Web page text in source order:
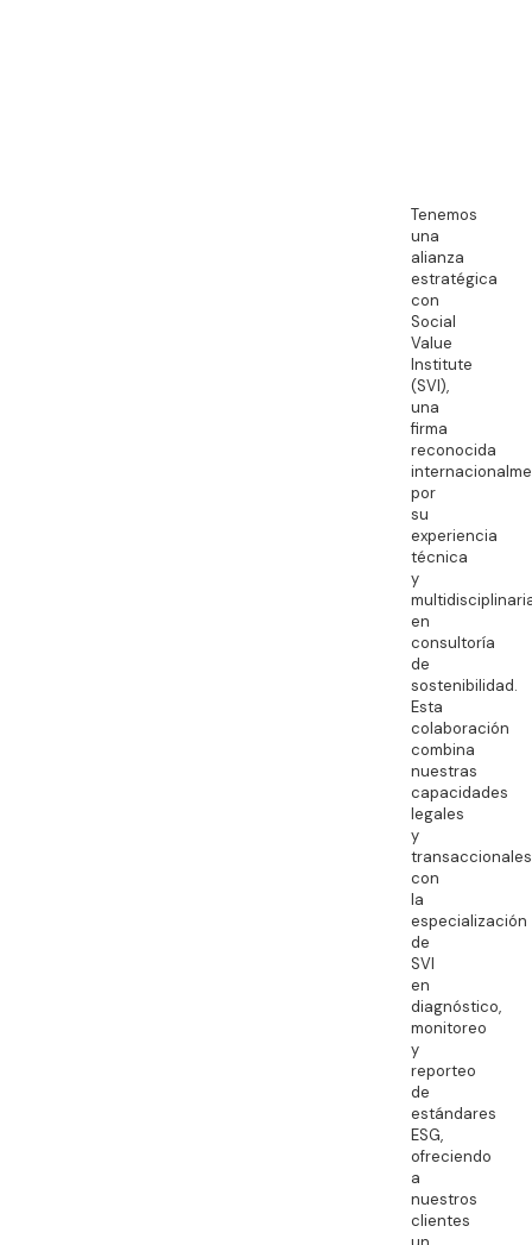
Tenemos
una
alianza
estratégica
con
Social
Value
Institute
(SVI),
una
firma
reconocida
por
su
experiencia
técnica
y
en
consultoría
de
sostenibilidad.
Esta
colaboración
combina
nuestras
capacidades
legales
y
transaccionales
con
la
especialización
de
SVI
en
diagnóstico,
monitoreo
y
reporteo
de
estándares
ESG,
ofreciendo
a
nuestros
clientes